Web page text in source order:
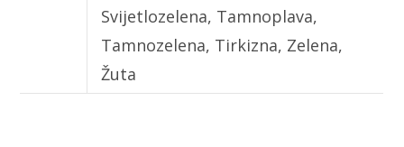
Svijetlozelena, Tamnoplava,
Tamnozelena, Tirkizna, Zelena,
Žuta